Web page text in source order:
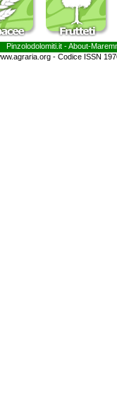
Pinzolodolomiti.it - About-
- Codice ISSN